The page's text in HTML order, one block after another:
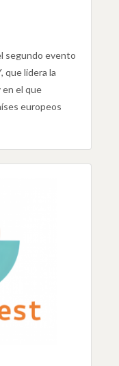
segundo evento
que lidera la
en el que
europeos